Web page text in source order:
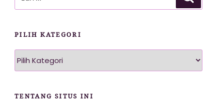
PILIH KATEGORI
TENTANG SITUS INI